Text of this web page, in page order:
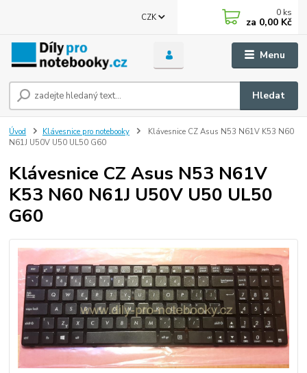
Menu
CZK
Hledat
0 ks
za 0,00 Kč
Úvod Klávesnice pro notebooky
Klávesnice CZ Asus N53 N61V K53 N60
N61J U50V U50 UL50 G60
Klávesnice CZ Asus N53 N61V
K53 N60 N61J U50V U50 UL50
G60